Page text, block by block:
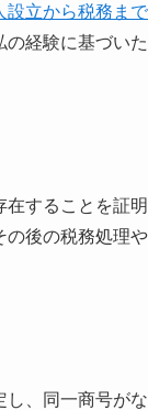
設立から税務まで
経験に基づい
することを証
後の税務処理
、同一商号が